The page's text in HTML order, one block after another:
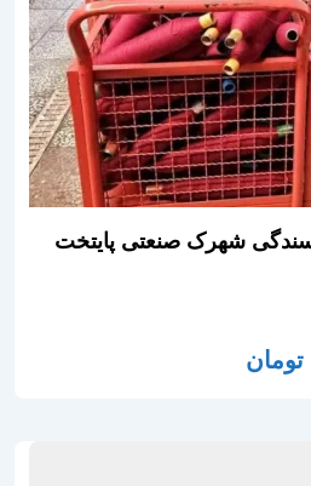
شهرک صنعتی پایتخت
تومان